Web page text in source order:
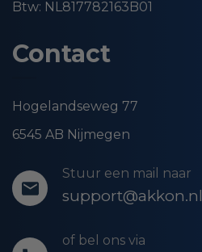
Btw: NL817782163B01
Contact
Hogelandseweg 77
6545 AB Nijmegen
Stuur een mail naar
support@akkon.nl
of bel ons via